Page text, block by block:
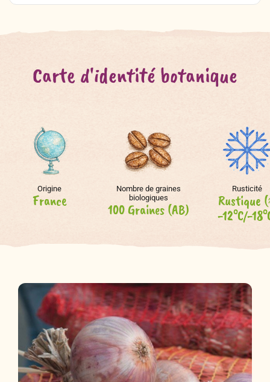
Carte d'identité botanique
Origine
France
Nombre de graines
biologiques
100 Graines (AB)
Rusticité
Rustique
-12°C/-